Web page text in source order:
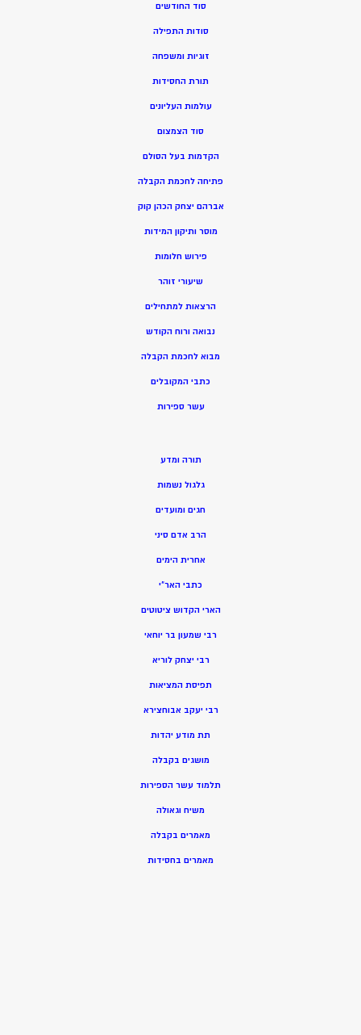
סוד החודשים
סודות התפילה
זוגיות ומשפחה
תורת החסידות
עולמות העליונים
סוד הצמצום
הקדמות בעל הסולם
פתיחה לחכמת הקבלה
אברהם יצחק הכהן קוק
מוסר ותיקון המידות
פירוש חלומות
שיעורי זוהר
הרצאות למתחילים
נבואה ורוח הקודש
מבוא לחכמת הקבלה
כתבי המקובלים
עשר ספירות
תורה ומדע
גלגול נשמות
חגים ומועדים
הרב אדם סיני
אחרית הימים
כתבי האר”י
הארי הקדוש ציטוטים
רבי שמעון בר יוחאי
רבי יצחק לוריא
תפיסת המציאות
רבי יעקב אבוחצירא
תת מודע יהדות
מושגים בקבלה
תלמוד עשר הספירות
משיח וגאולה
מאמרים בקבלה
מאמרים בחסידות